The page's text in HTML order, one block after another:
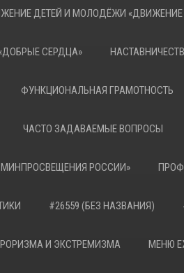
ДЕТЕЙ И МОЛОДЁЖИ «ДВИЖЕНИЕ
СЕРДЦА»
ФУНКЦИОНАЛЬНАЯ ГРАМОТНОСТЬ
ЧАСТО ЗАДАВАЕМЫЕ ВОПРОСЫ
РОССИИ»
#26559 (БЕЗ НАЗВАНИЯ)
И ЭКСТРЕМИЗМА МЕНЮ